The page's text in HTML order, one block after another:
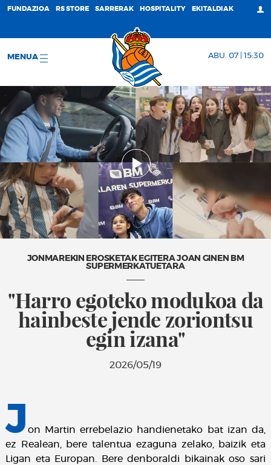
FUNDAZIOA RS STORE SARRERAK HOSPITALITY EKITALDIAK
MENUA ABU. 07 | 15:30
JONMAREKIN EROSKETAK EGITERA JOAN GINEN BM
SUPERMERKATUETARA
"Harro egoteko modukoa da
hainbeste jende zoriontsu
egin izana"
2026/05/19
J on Martin errebelazio handienetako bat izan da,
ez Realean, bere talentua ezaguna zelako, baizik eta
Ligan eta Europan. Bere denboraldi bikainak oso sari